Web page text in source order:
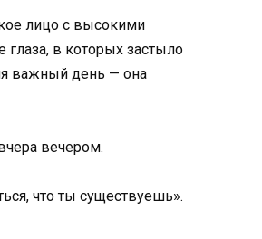
лицо с высокими
в которых застыло
важный день — она
вечером.
что ты существуешь».